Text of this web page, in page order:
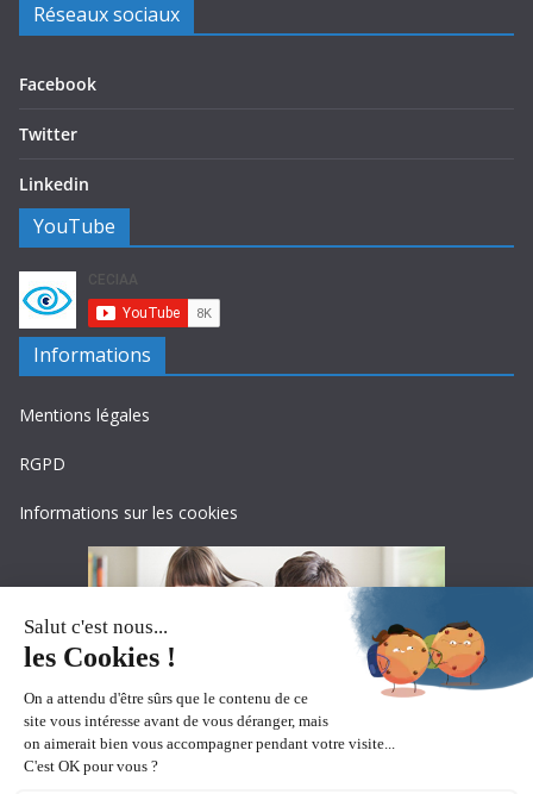
Réseaux sociaux
Facebook
Twitter
Linkedin
YouTube
Informations
Mentions légales
RGPD
Informations sur les cookies